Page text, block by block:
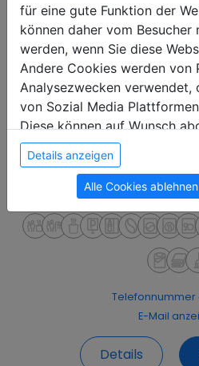
77,42 km 10 10
ab980 €Monat
ab 245 € Woche
ab 35 € Tag
Mühlenweg 124,
Telefonnummer
E-Mail
Details
für eine gute Funktion der
können daher vom Besucher
werden, wenn Sie diese
Andere Cookies werden von
Analysezwecken verwendet,
von Sozial Media
Diese können auf Wunsch
sie unsere Webseite weiter
Einwilligung zu unseren
Details anzeigen
Alle Cookies ablehnen